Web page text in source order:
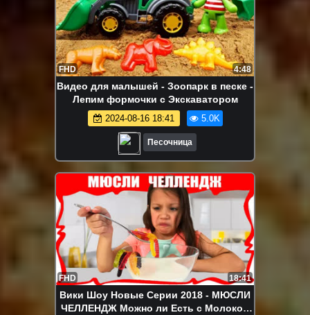
FHD 4:48
Видео для малышей - Зоопарк в песке -
Лепим формочки с Экскаватором
2024-08-16 18:41 5.0K
Песочница
FHD 18:41
Вики Шоу Новые Серии 2018 - МЮСЛИ
ЧЕЛЛЕНДЖ Можно ли Есть с Молоком